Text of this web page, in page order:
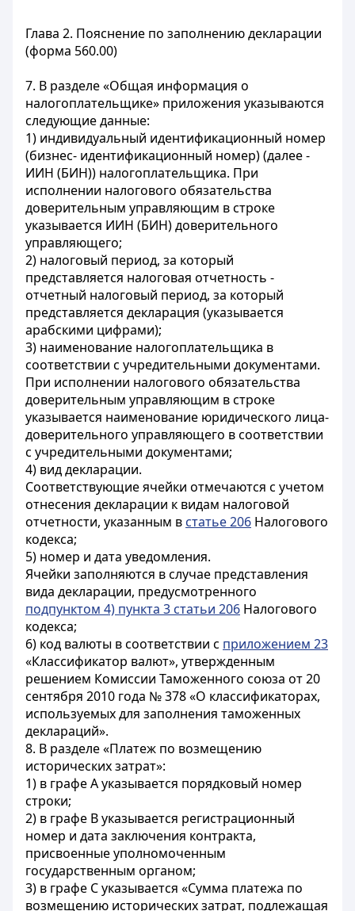
Глава 2. Пояснение по заполнению декларации
(форма 560.00)
7. В разделе «Общая информация о
налогоплательщике» приложения указываются
следующие данные:
1) индивидуальный идентификационный номер
(бизнес- идентификационный номер) (далее -
ИИН (БИН)) налогоплательщика. При
исполнении налогового обязательства
доверительным управляющим в строке
указывается ИИН (БИН) доверительного
управляющего;
2) налоговый период, за который
представляется налоговая отчетность -
отчетный налоговый период, за который
представляется декларация (указывается
арабскими цифрами);
3) наименование налогоплательщика в
соответствии с учредительными документами.
При исполнении налогового обязательства
доверительным управляющим в строке
указывается наименование юридического лица-
доверительного управляющего в соответствии
с учредительными документами;
4) вид декларации.
Соответствующие ячейки отмечаются с учетом
отнесения декларации к видам налоговой
отчетности, указанным в статье 206 Налогового
кодекса;
5) номер и дата уведомления.
Ячейки заполняются в случае представления
вида декларации, предусмотренного
подпунктом 4) пункта 3 статьи 206 Налогового
кодекса;
6) код валюты в соответствии с приложением 23
«Классификатор валют», утвержденным
решением Комиссии Таможенного союза от 20
сентября 2010 года № 378 «О классификаторах,
используемых для заполнения таможенных
деклараций».
8. В разделе «Платеж по возмещению
исторических затрат»:
1) в графе А указывается порядковый номер
строки;
2) в графе В указывается регистрационный
номер и дата заключения контракта,
присвоенные уполномоченным
государственным органом;
3) в графе С указывается «Сумма платежа по
возмещению исторических затрат, подлежащая